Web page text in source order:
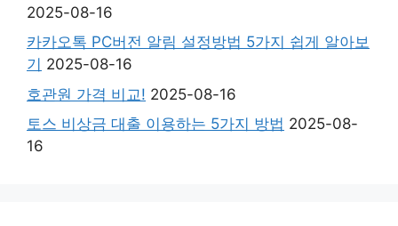
2025-08-16
카카오톡 PC버전 알림 설정방법 5가지 쉽게 알아보
기 2025-08-16
호관원 가격 비교! 2025-08-16
토스 비상금 대출 이용하는 5가지 방법 2025-08-
16